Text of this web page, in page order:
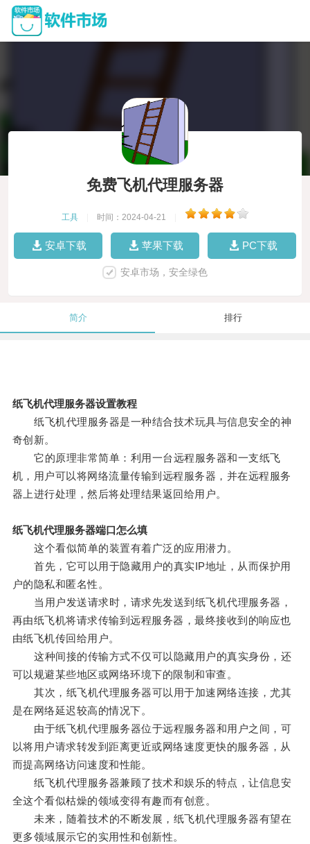
免费飞机代理服务器
工具 时间：2024-04-21
安卓下载 苹果下载 PC下载
安卓市场，安全绿色
简介 排行
纸飞机代理服务器设置教程
纸飞机代理服务器是一种结合技术玩具与信息安全的神
奇创新。
它的原理非常简单：利用一台远程服务器和一支纸飞
机，用户可以将网络流量传输到远程服务器，并在远程服务
器上进行处理，然后将处理结果返回给用户。
纸飞机代理服务器端口怎么填
这个看似简单的装置有着广泛的应用潜力。
首先，它可以用于隐藏用户的真实IP地址，从而保护用
户的隐私和匿名性。
当用户发送请求时，请求先发送到纸飞机代理服务器，
再由纸飞机将请求传输到远程服务器，最终接收到的响应也
由纸飞机传回给用户。
这种间接的传输方式不仅可以隐藏用户的真实身份，还
可以规避某些地区或网络环境下的限制和审查。
其次，纸飞机代理服务器可以用于加速网络连接，尤其
是在网络延迟较高的情况下。
由于纸飞机代理服务器位于远程服务器和用户之间，可
以将用户请求转发到距离更近或网络速度更快的服务器，从
而提高网络访问速度和性能。
纸飞机代理服务器兼顾了技术和娱乐的特点，让信息安
全这个看似枯燥的领域变得有趣而有创意。
未来，随着技术的不断发展，纸飞机代理服务器有望在
更多领域展示它的实用性和创新性。